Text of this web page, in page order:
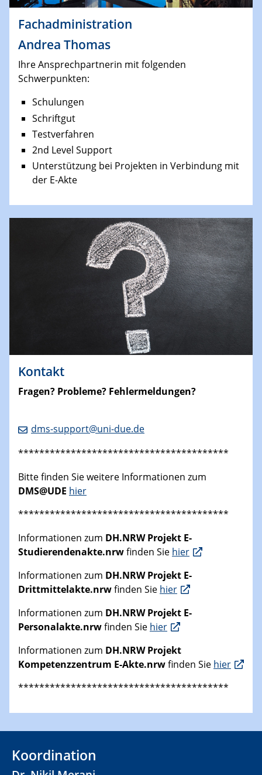
Fachadministration
Andrea Thomas
Ihre Ansprechpartnerin mit folgenden
Schwerpunkten:
Schulungen
Schriftgut
Testverfahren
2nd Level Support
Unterstützung bei Projekten in Verbindung mit
der E-Akte
Kontakt
Fragen? Probleme? Fehlermeldungen?
dms-support@uni-due.de
****************************************
Bitte finden Sie weitere Informationen zum
DMS@UDE hier
****************************************
Informationen zum DH.NRW Projekt E-
Studierendenakte.nrwfinden Sie hier
Informationen zum DH.NRW Projekt E-
Drittmittelakte.nrwfinden Sie hier
Informationen zum DH.NRW Projekt E-
Personalakte.nrwfinden Sie hier
Informationen zum DH.NRW Projekt
Kompetenzzentrum E-Akte.nrwfinden Sie hier
****************************************
Koordination